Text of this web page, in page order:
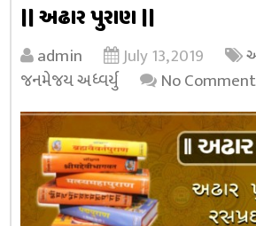
|| અઢાર પુરાણ ||
admin July 13, 2019
જનમેજય અધ્વર્યુ
No